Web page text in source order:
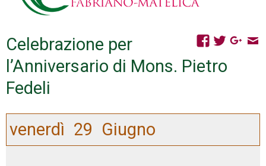
Celebrazione per
l’Anniversario di Mons. Pietro
Fedeli
venerdì 29 Giugno